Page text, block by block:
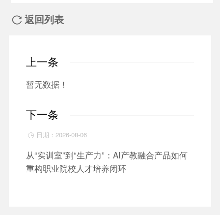
 返回列表
上一条
暂无数据！
下一条
 日期：2026-08-06
从“实训室”到“生产力”：AI产教融合产品如何
重构职业院校人才培养闭环